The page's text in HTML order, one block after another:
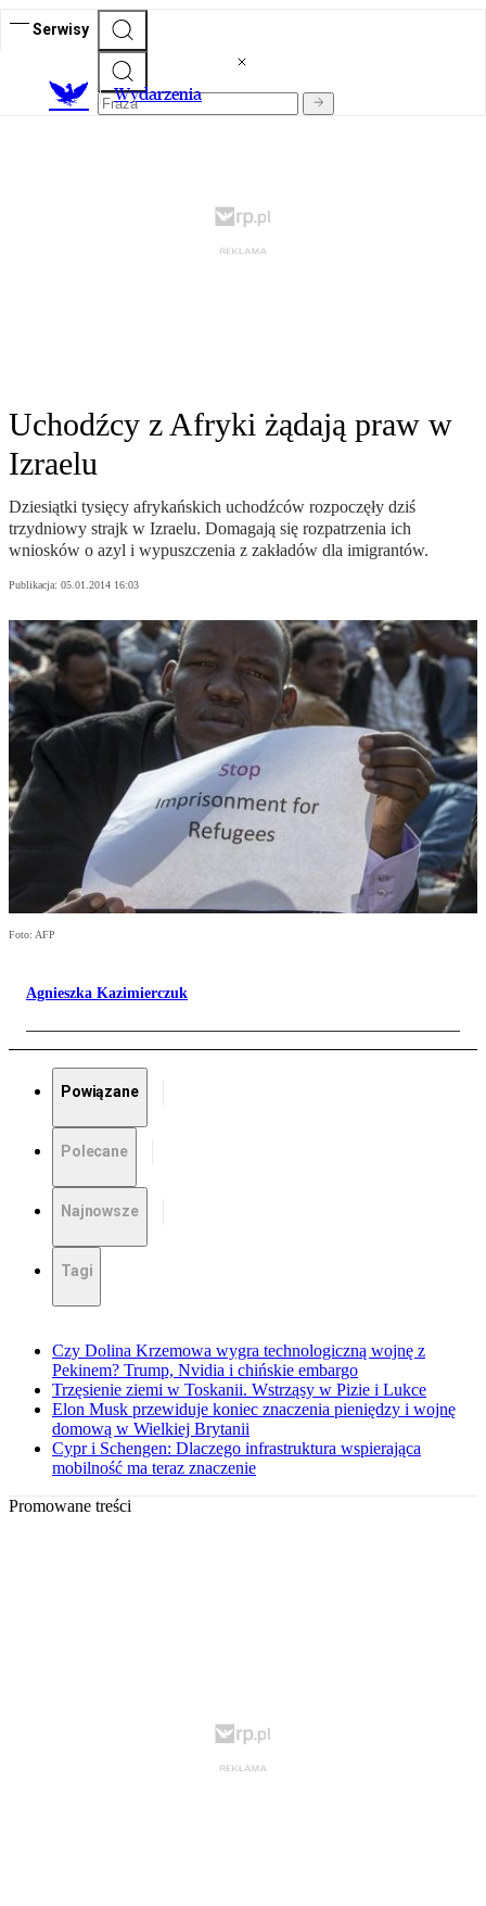
Serwisy
Wydarzenia
Uchodźcy z Afryki żądają praw w
Izraelu
Dziesiątki tysięcy afrykańskich uchodźców rozpoczęły dziś
trzydniowy strajk w Izraelu. Domagają się rozpatrzenia ich
wniosków o azyl i wypuszczenia z zakładów dla imigrantów.
Publikacja: 05.01.2014 16:03
Foto: AFP
Agnieszka Kazimierczuk
Powiązane
Polecane
Najnowsze
Tagi
Czy Dolina Krzemowa wygra technologiczną wojnę z
Pekinem? Trump, Nvidia i chińskie embargo
Trzęsienie ziemi w Toskanii. Wstrząsy w Pizie i Lukce
Elon Musk przewiduje koniec znaczenia pieniędzy i wojnę
domową w Wielkiej Brytanii
Cypr i Schengen: Dlaczego infrastruktura wspierająca
mobilność ma teraz znaczenie
Promowane treści